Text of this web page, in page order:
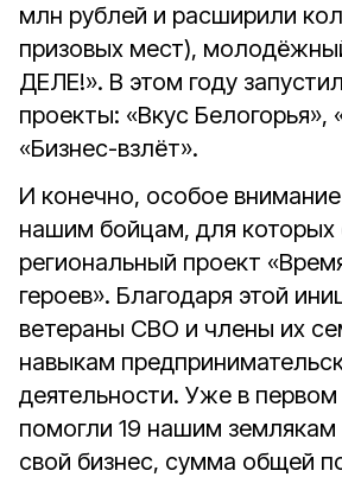
млн рублей и расширили
призовых мест),
ДЕЛЕ!». В этом году
проекты: «Вкус Белогорья»,
«Бизнес-взлёт».
И конечно, особое
нашим бойцам, для которых
региональный проект
героев». Благодаря этой
ветераны СВО и члены их
навыкам
деятельности. Уже в
помогли 19 нашим землякам
свой бизнес, сумма общей